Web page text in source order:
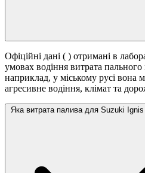
Офіційні дані ( ) отримані в
умовах водіння витрата
наприклад, у міському русі вона
агресивне водіння, клімат та
Яка витрата палива для Suzuki